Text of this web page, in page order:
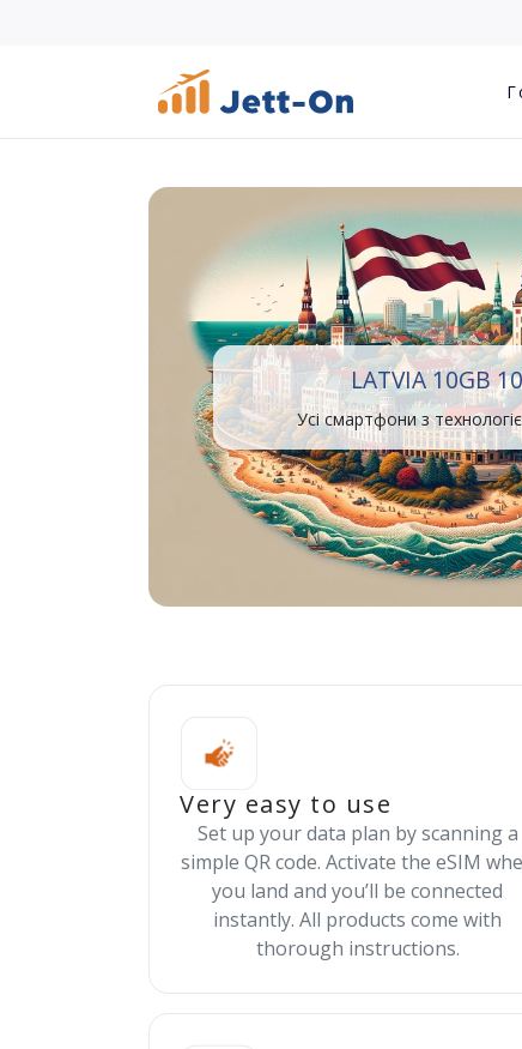
LATVIA 10GB
Усі смартфони з
Very easy to use
Set up your data plan by scanning a
simple QR code. Activate the eSIM
you land and you’ll be connected
instantly. All products come with
thorough instructions.